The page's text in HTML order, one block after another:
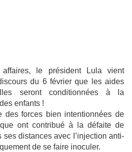
le président Lula vient
du 6 février que les aides
seront conditionnées à la
enfants !
des forces bien intentionnées de
ont contribué à la défaite de
distances avec l’injection anti-
de se faire inoculer.